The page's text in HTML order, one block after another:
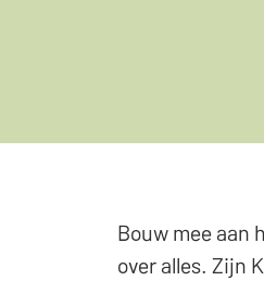
Bouw mee aan
over alles. Zijn